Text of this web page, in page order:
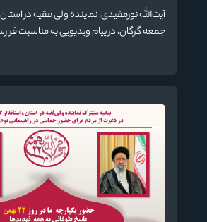
آیت‌الله نورمفیدی، نماینده ولی فقیه در
روز را یکی از عظیم‌ترین روزهای تاریخ کشور
حضور گسترده و حداکثری مردم در راهپیمایی